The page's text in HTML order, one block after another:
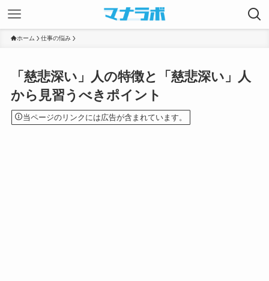
ホーム 仕事の悩み
「慈悲深い」人の特徴と「慈悲深い」人
から見習うべきポイント
当ページのリンクには広告が含まれています。